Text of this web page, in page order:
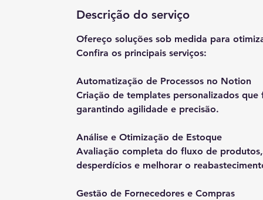
Descrição do serviço
Ofereço soluções sob medida para
Confira os principais serviços:
Automatização de Processos no Notion
Criação de templates personalizados
garantindo agilidade e precisão.
Análise e Otimização de Estoque
Avaliação completa do fluxo de
desperdícios e melhorar o
Gestão de Fornecedores e Compras